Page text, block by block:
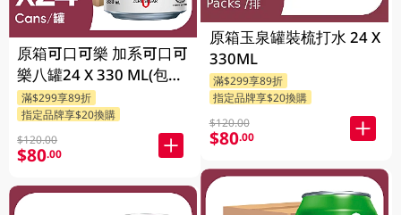
原箱可口可樂 加系可口可
樂八罐24 X 330 ML(包裝
隨機發送)
滿$299享89折
指定品牌享$20換購
$120.00
$80.00
原箱玉泉罐裝梳打水 24 X
330ML
滿$299享89折
指定品牌享$20換購
$120.00
$80.00